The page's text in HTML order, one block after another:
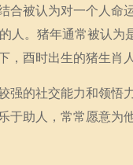
合被认为对一个人
人。猪年通常被认
酉时出生的猪生肖
强的社交能力和领
于助人，常常愿意